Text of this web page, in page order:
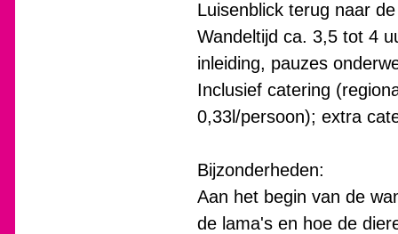
Luisenblick terug naar
Wandeltijd ca. 3,5 tot 4
inleiding, pauzes
Inclusief catering
0,33l/persoon); extra
Bijzonderheden:
Aan het begin van de
de lama's en hoe de